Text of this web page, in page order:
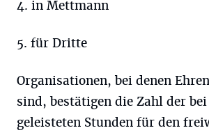
4. in Mettmann
5. für Dritte
Organisationen, bei denen
sind, bestätigen die Zahl der
geleisteten Stunden für den